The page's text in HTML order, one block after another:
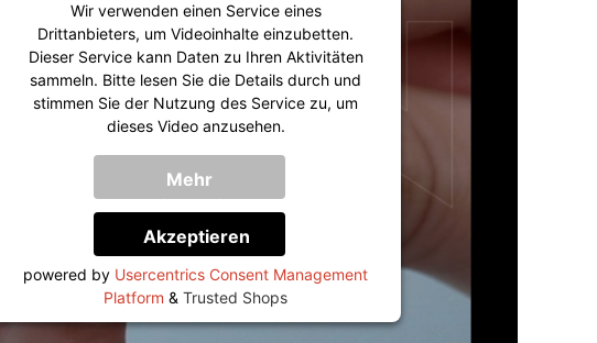
Wir verwenden einen Service eines
Drittanbieters, um Videoinhalte einzubetten.
Dieser Service kann Daten zu Ihren Aktivitäten
sammeln. Bitte lesen Sie die Details durch und
stimmen Sie der Nutzung des Service zu, um
dieses Video anzusehen.
Mehr
Informationen
Akzeptieren
powered by Usercentrics Consent Management
Platform & Trusted Shops